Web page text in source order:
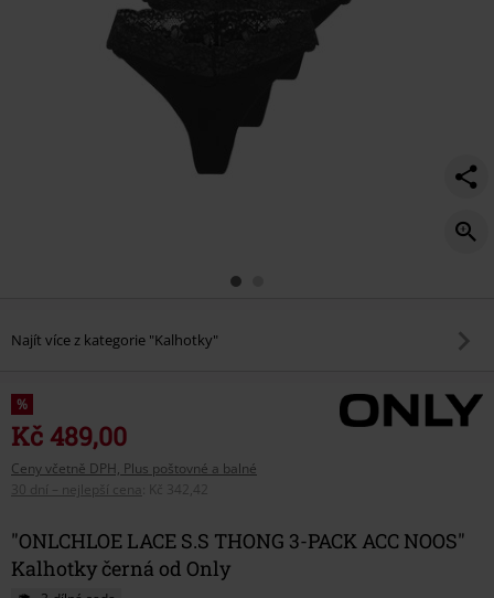
Najít více z kategorie "Kalhotky"
%
Kč 489,00
Ceny včetně DPH, Plus poštovné a balné
30 dní – nejlepší cena
Kč 342,42
"ONLCHLOE LACE S.S THONG 3-PACK ACC NOOS"
Kalhotky černá od Only